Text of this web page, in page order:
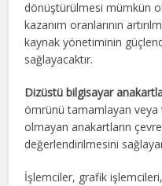
dönüştürülmesi mümkün
kazanım oranlarının
kaynak yönetiminin
sağlayacaktır.
Dizüstü bilgisayar
ömrünü tamamlayan veya
olmayan anakartların
değerlendirilmesini
İşlemciler, grafik